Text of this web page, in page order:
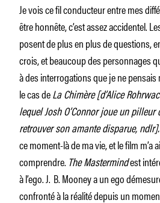
Je vois ce fil conducteur entre mes
être honnête, c’est assez accidentel.
posent de plus en plus de questions,
crois, et beaucoup des personnages
à des interrogations que je ne pensais
le cas deLa Chimère [d’Alice
lequel Josh O’Connor joue un
retrouver son amante disparue, ndlr].
ce moment-là de ma vie, et le film m’a
comprendre. The Mastermindest
à l’ego. J. B. Mooney a un ego
confronté à la réalité depuis un